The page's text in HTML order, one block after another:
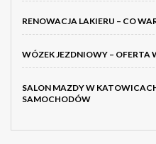
RENOWACJA LAKIERU – CO
WÓZEK JEZDNIOWY – OFERTA
SALON MAZDY W
SAMOCHODÓW